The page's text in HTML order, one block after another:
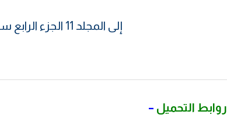
إلى المجلد 11 الجزء الرابع سنة 2008
روابط التحميل –